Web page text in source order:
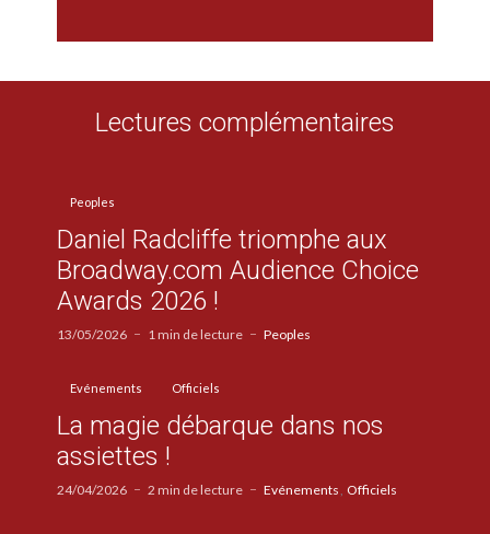
Lectures complémentaires
Peoples
Daniel Radcliffe triomphe aux
Broadway.com Audience Choice
Awards 2026 !
13/05/2026 1 min de lecture Peoples
Evénements Officiels
La magie débarque dans nos
assiettes !
24/04/2026 2 min de lecture Evénements Officiels